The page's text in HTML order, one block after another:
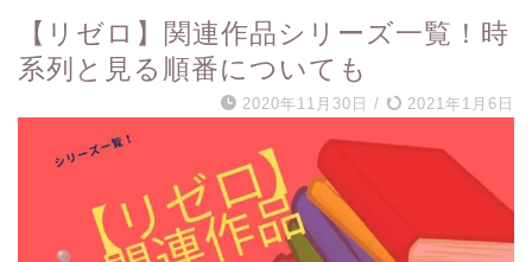
【リゼロ】関連作品シリーズ一覧！時
系列と見る順番についても
2020年11月30日 / 2021年1月6日